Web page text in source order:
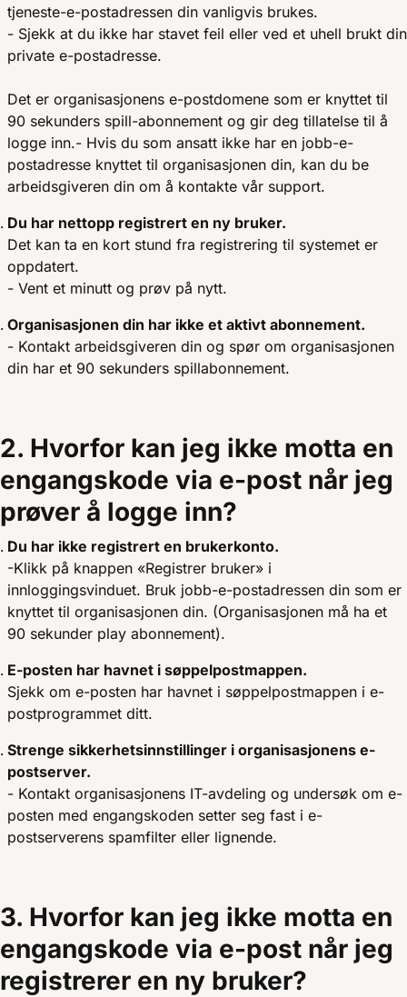
tjeneste-e-postadressen din vanligvis brukes.
- Sjekk at du ikke har stavet feil eller ved et uhell brukt din
private e-postadresse.
Det er organisasjonens e-postdomene som er knyttet til
90 sekunders spill-abonnement og gir deg tillatelse til å
logge inn.- Hvis du som ansatt ikke har en jobb-e-
postadresse knyttet til organisasjonen din, kan du be
arbeidsgiveren din om å kontakte vår support.
Du har nettopp registrert en ny bruker.
Det kan ta en kort stund fra registrering til systemet er
oppdatert.
- Vent et minutt og prøv på nytt.
Organisasjonen din har ikke et aktivt abonnement.
- Kontakt arbeidsgiveren din og spør om organisasjonen
din har et 90 sekunders spillabonnement.
2. Hvorfor kan jeg ikke motta en
engangskode via e-post når jeg
prøver å logge inn?
Du har ikke registrert en brukerkonto.
-Klikk på knappen «Registrer bruker» i
innloggingsvinduet. Bruk jobb-e-postadressen din som er
knyttet til organisasjonen din. (Organisasjonen må ha et
90 sekunder play abonnement).
E-posten har havnet i søppelpostmappen.
Sjekk om e-posten har havnet i søppelpostmappen i e-
postprogrammet ditt.
Strenge sikkerhetsinnstillinger i organisasjonens e-
postserver.
- Kontakt organisasjonens IT-avdeling og undersøk om e-
posten med engangskoden setter seg fast i e-
postserverens spamfilter eller lignende.
3. Hvorfor kan jeg ikke motta en
engangskode via e-post når jeg
registrerer en ny bruker?